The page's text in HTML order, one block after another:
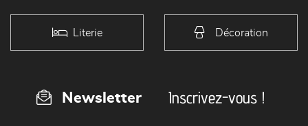
Literie Décoration
Newsletter Inscrivez-vous !